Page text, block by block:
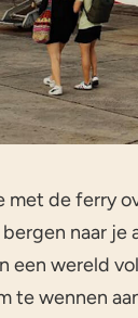
de ferry
naar
een wereld
te wennen